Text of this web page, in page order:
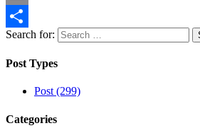
Email
Share
Search for:
Post Types
Post (299)
Categories